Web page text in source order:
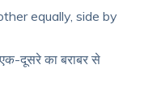
equally, side by
दूसरे का बराबर से